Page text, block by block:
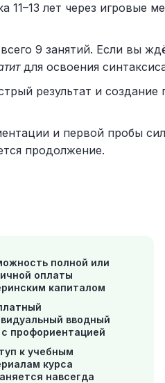
лет через игровые
9 занятий. Если вы
для освоения
результат и создание
и первой пробы
продолжение.
полной или
оплаты
капиталом
вводный
с профориентацией
к учебным
курса
навсегда